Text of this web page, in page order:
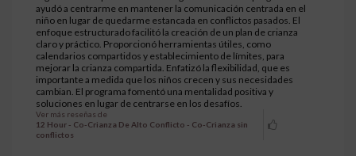
ayudó a centrarme en mantener la comunicación centrada en el
niño en lugar de quedarme estancada en conflictos pasados. El
enfoque estructurado facilitó la creación de un plan de crianza
claro y práctico. Proporcionó herramientas útiles, como
calendarios compartidos y establecimiento de límites, para
mejorar la crianza compartida. Enfatizó la flexibilidad, que es
importante a medida que los niños crecen y sus necesidades
cambian. El programa fomentó una mentalidad positiva y
soluciones en lugar de centrarse en los desafíos.
Ver más reseñas de
12 Hour - Co-Crianza De Alto Conflicto - Co-Crianza sin
conflictos